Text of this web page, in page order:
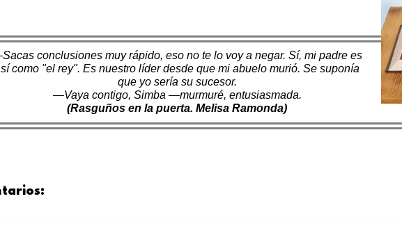
conclusiones muy rápido, eso no te lo voy a negar. Sí, mi padre es
como "el rey". Es nuestro líder desde que mi abuelo murió. Se suponía
que yo sería su sucesor.
—Vaya contigo, Simba —murmuré, entusiasmada.
(Rasguños en la puerta. Melisa Ramonda)